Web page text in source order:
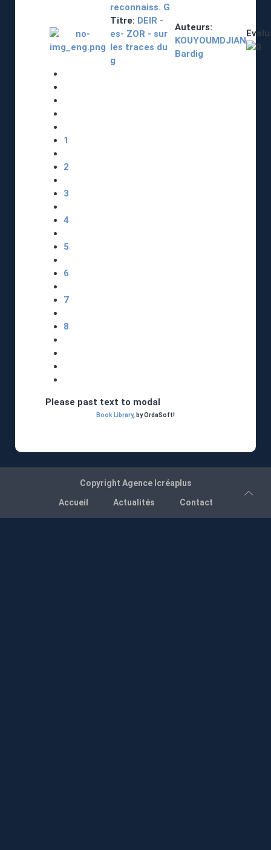
reconnaiss. G
Titre: DEIR -
es- ZOR - sur
les traces du
g
Auteurs:
KOUYOUMDJIAN
Bardig
1
2
3
4
5
6
7
8
Please past text to modal
Book Library, by OrdaSoft!
Copyright Agence Icréaplus
Accueil
Actualités Contact